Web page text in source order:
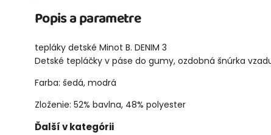
Popis a parametre
tepláky detské Minot B. DENIM 3
Detské tepláčky v páse do gumy, ozdobná šnúrka
Farba: šedá, modrá
Zloženie: 52% bavlna, 48% polyester
Ďalší v kategórii